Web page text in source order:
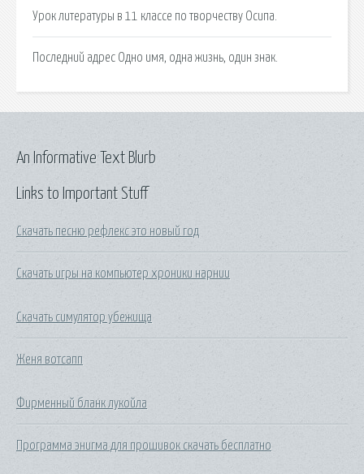
Урок литературы в 11 классе по творчеству Осипа.
Последний адрес Одно имя, одна жизнь, один знак.
Links to Important Stuff
Скачать песню рефлекс это новый год
Скачать игры на компьютер хроники нарнии
Скачать симулятор убежища
Женя вотсапп
Фирменный бланк лукойла
Программа энигма для прошивок скачать бесплатно
An Informative Text Blurb